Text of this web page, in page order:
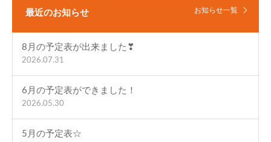
最近のお知らせ お知らせ一覧
8月の予定表が出来ました❣
2026.07.31
6月の予定表ができました！
2026.05.30
5月の予定表☆